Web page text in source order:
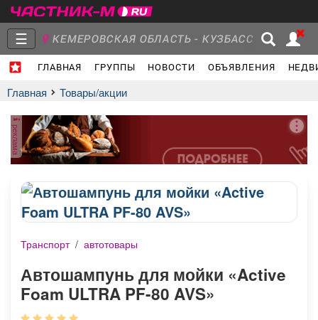
☰ КЕМЕРОВСКАЯ ОБЛАСТЬ - КУЗБАСС
ГЛАВНАЯ ГРУППЫ НОВОСТИ ОБЪЯВЛЕНИЯ
Главная
Объявления Недвижимость Услуги
Работа Транспорт
Главная Товары/акции
реклама
Транспорт / автотовары
Автошампунь для мойки «Active
Foam ULTRA PF-80 AVS»